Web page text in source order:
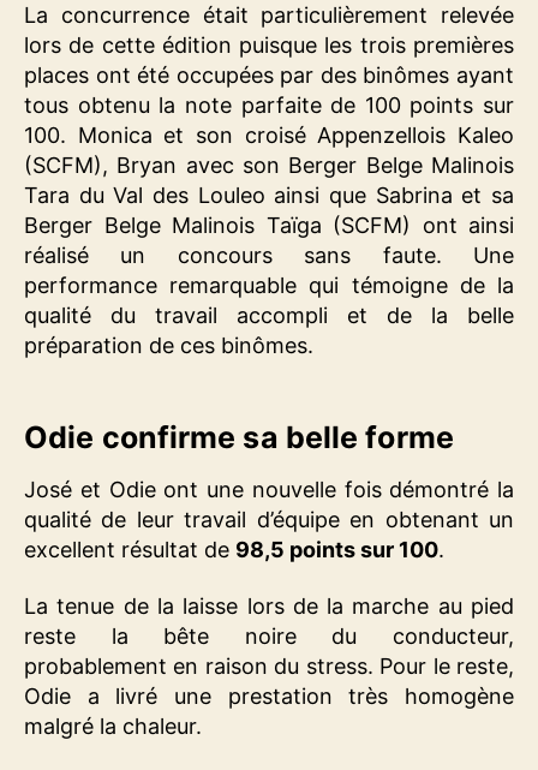
La concurrence était particulièrement relevée
lors de cette édition puisque les trois premières
places ont été occupées par des binômes ayant
tous obtenu la note parfaite de 100 points sur
100. Monica et son croisé Appenzellois Kaleo
(SCFM), Bryan avec son Berger Belge Malinois
Tara du Val des Louleo ainsi que Sabrina et sa
Berger Belge Malinois Taïga (SCFM) ont ainsi
réalisé un concours sans faute. Une
performance remarquable qui témoigne de la
qualité du travail accompli et de la belle
préparation de ces binômes.
Odie confirme sa belle forme
José et Odie ont une nouvelle fois démontré la
qualité de leur travail d’équipe en obtenant un
excellent résultat de 98,5 points sur 100.
La tenue de la laisse lors de la marche au pied
reste la bête noire du conducteur,
probablement en raison du stress. Pour le reste,
Odie a livré une prestation très homogène
malgré la chaleur.